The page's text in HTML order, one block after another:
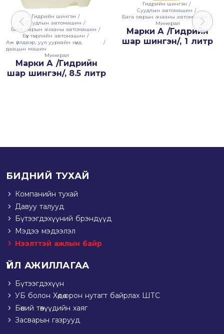
Гидрийн шингэн /
Суудлын автомашин /
Бага оврын ачааны автомашин /
Бүх төрлийн автомашин /
Аж үйлдвэр, уул уурхайн хүнд
даацын машин
/
Минерал
Марки А /Гидрийн
шар шингэн/, 8.5 литр
Гидрийн шингэн /
Суудлын автомашин /
Бага оврын ачааны автомашин
/
Минерал
Марки А /Гидрийн
шар шингэн/, 1 литр
БИДНИЙ ТУХАЙ
Компанийн тухай
Давуу талууд
Бүтээгдэхүүний брэндүүд
Мэдээ мэдээлэл
Нээлттэй ажлын байр
ҮЙЛ АЖИЛЛАГАА
Бүтээгдэхүүн
УБ болон Хөдөө орон нутагт байрлах ШТС
Бөөний төвүүдийн хаяг
Засварын газрууд